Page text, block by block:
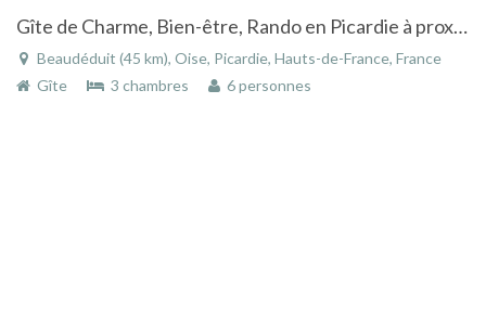
Gîte de Charme, Bien-être, Rando en Picardie à proximité de sites exceptionnels
Beaudéduit (45 km), Oise, Picardie, Hauts-de-France, France
Gîte
3 chambres 6 personnes